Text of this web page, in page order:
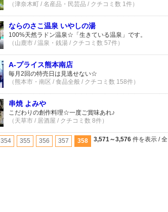
（津奈木町 / 名産品・民芸品 / クチコミ数 1件）
ならのさこ温泉 いやしの湯
100%天然ラドン温泉☆「生きている温泉」です。
（山鹿市 / 温泉・銭湯 / クチコミ数 57件）
A-プライス熊本南店
毎月2回の特売日は見逃せない☆
（熊本市・南区 / 食品全般 / クチコミ数 158件）
串焼 よみや
こだわりの創作料理☆一度ご賞味あれ♪
（天草市 / 居酒屋 / クチコミ数 8件）
354 355 356 357 358 3,571～3,576 件を表示 / 全